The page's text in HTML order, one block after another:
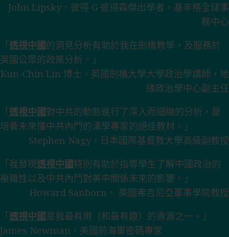
John Lipsky，彼得 G·彼得森傑出學者，基辛格全球事
務中心
「透視中國的洞見分析有助於我在劍橋教學，及服務於
英國公眾的政策分析。」
Kun-Chin Lin 博士，英國劍橋大學大學政治學講師，地
緣政治學中心副主任
「透視中國對中共的動態進行了深入而細緻的分析，是
培養未來懂中共內鬥的漢學專家的絕佳教材。」
Stephen Nagy，日本國際基督教大學高級副教授
「我發現透視中國特別有助於指導學生了解中國政治的
複雜性以及中共內鬥對美中關係未來的影響。」
Howard Sanborn， 美國弗吉尼亞軍事學院教授
「透視中國是我最有用（和最有趣）的資源之一。」
James Newman，美國前海軍密碼專家